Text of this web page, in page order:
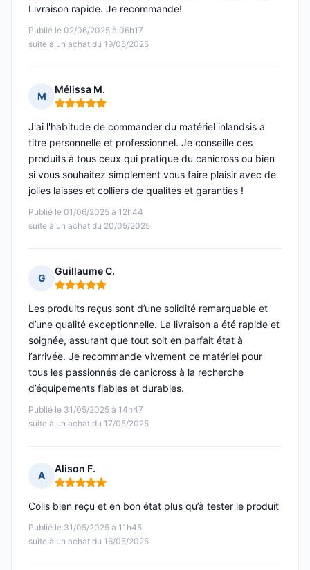
Publié le 02/06/2025 à 06h17
suite à un achat du 19/05/2025
Livraison rapide. Je recommande!
M
Mélissa M.
Note : 5 sur 5
Publié le 01/06/2025 à 12h44
suite à un achat du 20/05/2025
J'ai l'habitude de commander du matériel inlandsis à
titre personnelle et professionnel. Je conseille ces
produits à tous ceux qui pratique du canicross ou bien
si vous souhaitez simplement vous faire plaisir avec de
jolies laisses et colliers de qualités et garanties !
G
Guillaume C.
Note : 5 sur 5
Publié le 31/05/2025 à 14h47
suite à un achat du 17/05/2025
Les produits reçus sont d’une solidité remarquable et
d’une qualité exceptionnelle. La livraison a été rapide et
soignée, assurant que tout soit en parfait état à
l’arrivée. Je recommande vivement ce matériel pour
tous les passionnés de canicross à la recherche
d’équipements fiables et durables.
A
Alison F.
Note : 5 sur 5
Publié le 31/05/2025 à 11h45
suite à un achat du 16/05/2025
Colis bien reçu et en bon état plus qu’à tester le produit